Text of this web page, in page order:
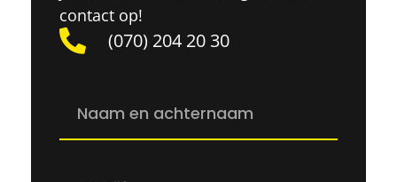
contact op!
(070) 204 20 30